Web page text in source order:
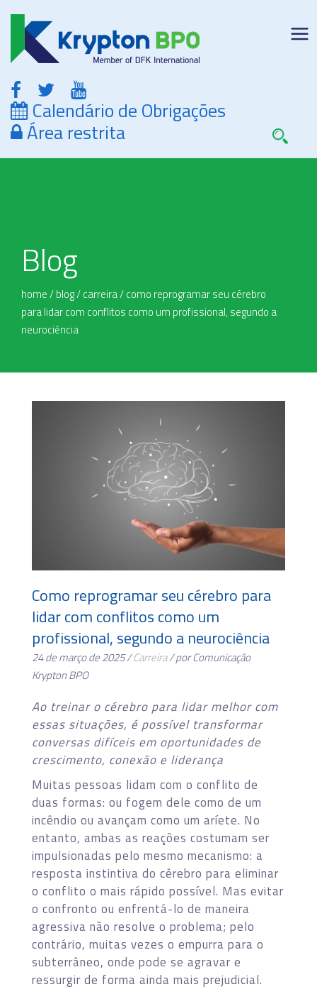
Calendário de Obrigações
Área restrita
Blog
home/blog/carreira/como reprogramar seu cérebro
para lidar com conflitos como um profissional, segundo a
neurociência
Como reprogramar seu cérebro para
lidar com conflitos como um
profissional, segundo a neurociência
24 de março de 2025 /Carreira/ por Comunicação
Krypton BPO
Ao treinar o cérebro para lidar melhor com
essas situações, é possível transformar
conversas difíceis em oportunidades de
crescimento, conexão e liderança
Muitas pessoas lidam com o conflito de
duas formas: ou fogem dele como de um
incêndio ou avançam como um aríete. No
entanto, ambas as reações costumam ser
impulsionadas pelo mesmo mecanismo: a
resposta instintiva do cérebro para eliminar
o conflito o mais rápido possível. Mas evitar
o confronto ou enfrentá-lo de maneira
agressiva não resolve o problema; pelo
contrário, muitas vezes o empurra para o
subterrâneo, onde pode se agravar e
ressurgir de forma ainda mais prejudicial.